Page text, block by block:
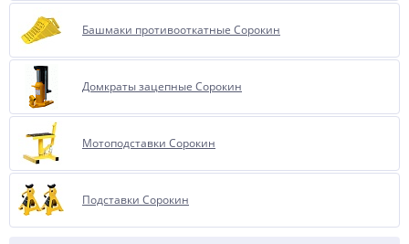
Башмаки противооткатные Сорокин
Домкраты зацепные Сорокин
Мотоподставки Сорокин
Подставки Сорокин